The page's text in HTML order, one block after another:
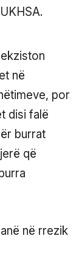
në
por
disi falë
burrat
që
në rrezik